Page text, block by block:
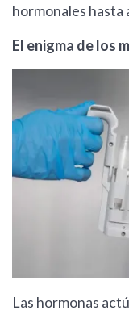
hormonales hasta
El enigma de los
Las hormonas